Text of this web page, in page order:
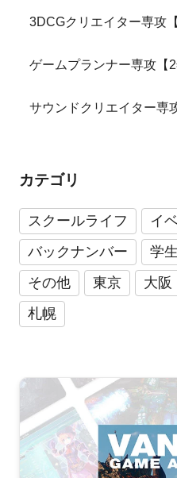
3DCGクリエイター専攻
ゲームプランナー専攻【2
サウンドクリエイター専
カテゴリ
スクールライフ
イ
バックナンバー
学
その他
東京 大阪
札幌